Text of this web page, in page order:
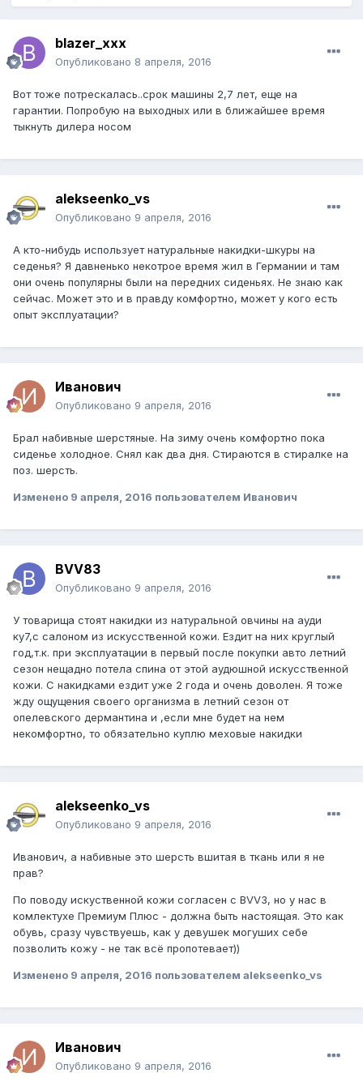
blazer_xxx
Опубликовано 8 апреля, 2016
Вот тоже потрескалась..срок машины 2,7 лет, еще на
гарантии. Попробую на выходных или в ближайшее время
тыкнуть дилера носом
alekseenko_vs
Опубликовано 9 апреля, 2016
А кто-нибудь использует натуральные накидки-шкуры на
седенья? Я давненько некотрое время жил в Германии и там
они очень популярны были на передних сиденьях. Не знаю как
сейчас. Может это и в правду комфортно, может у кого есть
опыт эксплуатации?
Иванович
Опубликовано 9 апреля, 2016
Брал набивные шерстяные. На зиму очень комфортно пока
сиденье холодное. Снял как два дня. Стираются в стиралке на
поз. шерсть.
Изменено 9 апреля, 2016 пользователем Иванович
BVV83
Опубликовано 9 апреля, 2016
У товарища стоят накидки из натуральной овчины на ауди
ку7,с салоном из искусственной кожи. Ездит на них круглый
год,т.к. при эксплуатации в первый после покупки авто летний
сезон нещадно потела спина от этой аудюшной искусственной
кожи. С накидками ездит уже 2 года и очень доволен. Я тоже
жду ощущения своего организма в летний сезон от
опелевского дермантина и ,если мне будет на нем
некомфортно, то обязательно куплю меховые накидки
alekseenko_vs
Опубликовано 9 апреля, 2016
Иванович, а набивные это шерсть вшитая в ткань или я не
прав?
По поводу искуственной кожи согласен с BVV3, но у нас в
комлектухе Премиум Плюс - должна быть настоящая. Это как
обувь, сразу чувствуешь, как у девушек могуших себе
позволить кожу - не так всё пропотевает))
Изменено 9 апреля, 2016 пользователем alekseenko_vs
Иванович
Опубликовано 9 апреля, 2016